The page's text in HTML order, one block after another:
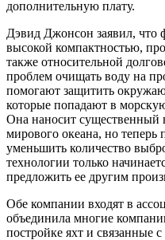
дополнительную плату.
Дэвид Джонсон заявил, что
высокой компактностью,
также относительной
проблем очищать воду на
помогают защитить
которые попадают в
Она наносит существенный
мирового океана, но теперь
уменьшить количество
технологии только
предложить ее другим
Обе компании входят в
объединила многие
постройке яхт и связанные